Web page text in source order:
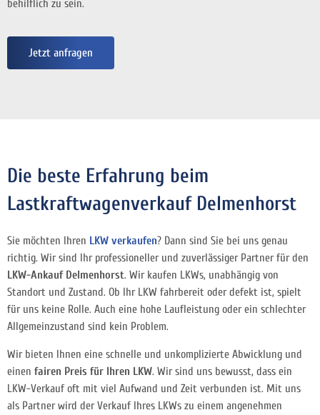
behilflich zu sein.
Jetzt anfragen
Die beste Erfahrung beim
Lastkraftwagenverkauf Delmenhorst
Sie möchten Ihren LKW verkaufen? Dann sind Sie bei uns genau
richtig. Wir sind Ihr professioneller und zuverlässiger Partner für den
LKW-Ankauf Delmenhorst. Wir kaufen LKWs, unabhängig von
Standort und Zustand. Ob Ihr LKW fahrbereit oder defekt ist, spielt
für uns keine Rolle. Auch eine hohe Laufleistung oder ein schlechter
Allgemeinzustand sind kein Problem.
Wir bieten Ihnen eine schnelle und unkomplizierte Abwicklung und
einen fairen Preis für Ihren LKW. Wir sind uns bewusst, dass ein
LKW-Verkauf oft mit viel Aufwand und Zeit verbunden ist. Mit uns
als Partner wird der Verkauf Ihres LKWs zu einem angenehmen